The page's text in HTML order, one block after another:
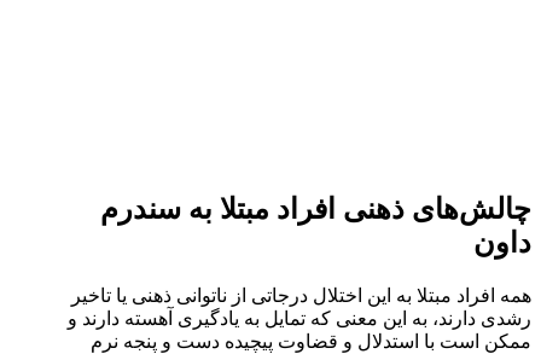
چالش‌های ذهنی افراد مبتلا به سندرم
داون
همه افراد مبتلا به این اختلال درجاتی از ناتوانی ذهنی یا تاخیر
رشدی دارند، به این معنی که تمایل به یادگیری آهسته دارند و
ممکن است با استدلال و قضاوت پیچیده دست و پنجه نرم